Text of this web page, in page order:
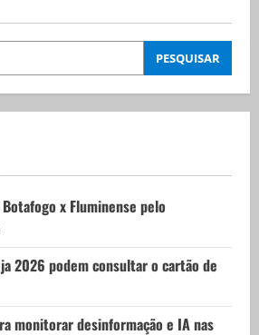
PESQUISAR
x Fluminense pelo
2026 podem consultar o cartão de
monitorar desinformação e IA nas